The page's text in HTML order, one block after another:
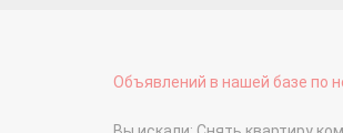
Объявлений в нашей базе по